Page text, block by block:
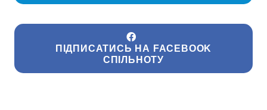
ПІДПИСАТИСЬ НА FACEBOOK
СПІЛЬНОТУ